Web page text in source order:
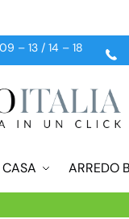
– 13 / 14 – 18
ARREDO